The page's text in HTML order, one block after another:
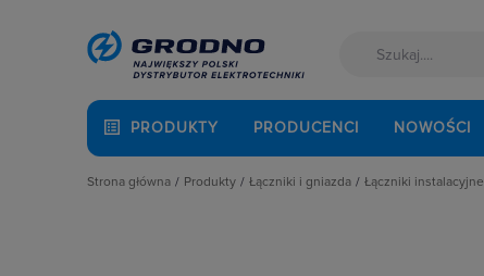
PRODUKTY PRODUCENCI NOWOŚCI
Strona główna
Produkty
Łączniki i gniazda
Łączniki instalacyjne